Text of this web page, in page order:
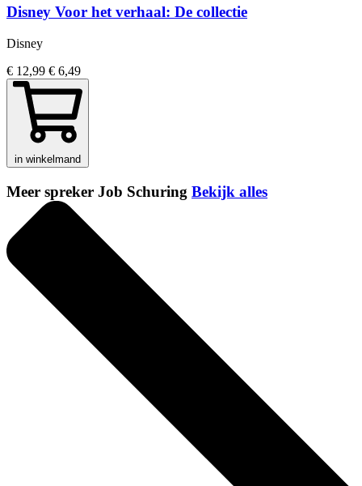
Disney Voor het verhaal: De collectie
Disney
€ 12,99 € 6,49
in winkelmand
Meer spreker Job Schuring Bekijk alles